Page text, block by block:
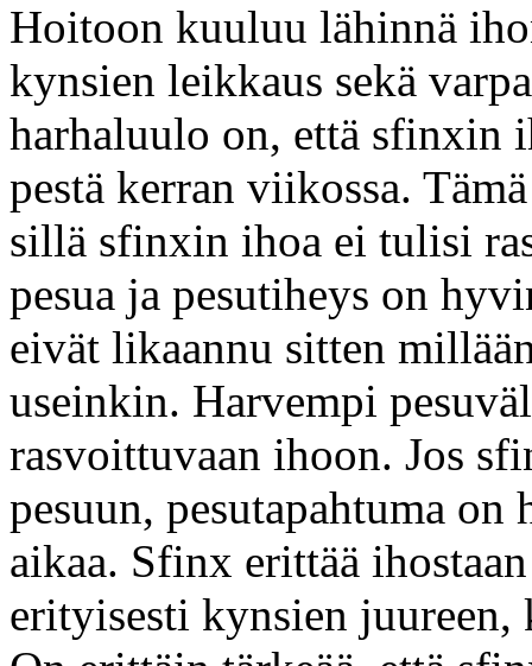
Hoitoon kuuluu lähinnä
kynsien leikkaus sekä
harhaluulo on, että sfinxin
pestä kerran viikossa.
sillä sfinxin ihoa ei tulisi
pesua ja pesutiheys on
eivät likaannu sitten
useinkin. Harvempi
rasvoittuvaan ihoon. Jos
pesuun, pesutapahtuma
aikaa. Sfinx erittää
erityisesti kynsien